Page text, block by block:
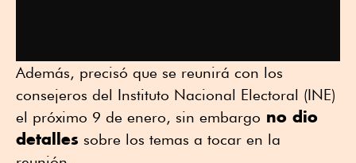
Además, precisó que se reunirá con los
consejeros del Instituto Nacional Electoral (INE)
el próximo 9 de enero, sin embargo no dio
detalles sobre los temas a tocar en la